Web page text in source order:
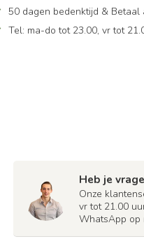
50 dagen bedenktijd & Betaal
Tel: ma-do tot 23.00, vr tot
Heb je
Onze
vr tot 21.00
WhatsApp op